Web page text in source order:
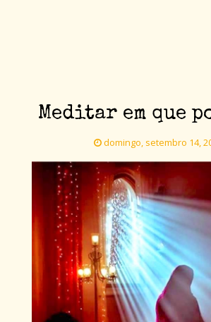
Meditar em que
domingo, setembro 14,